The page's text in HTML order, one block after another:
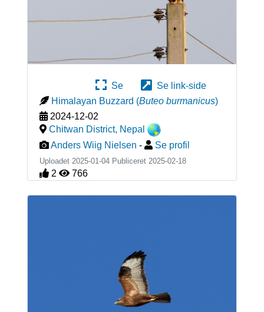
Se
Se link-side
Himalayan Buzzard (Buteo burmanicus)
2024-12-02
Chitwan District, Nepal
Anders Wiig Nielsen - Se profil
Uploadet 2025-01-04 Publiceret 2025-02-18
2 766